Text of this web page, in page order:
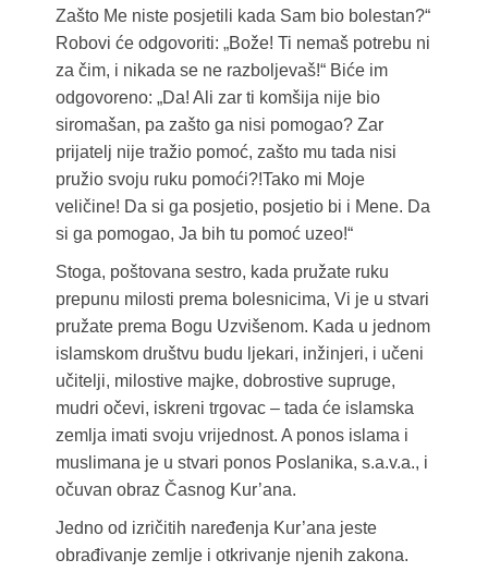
Zašto Me niste posjetili kada Sam bio bolestan?“
Robovi će odgovoriti: „Bože! Ti nemaš potrebu ni
za čim, i nikada se ne razboljevaš!“ Biće im
odgovoreno: „Da! Ali zar ti komšija nije bio
siromašan, pa zašto ga nisi pomogao? Zar
prijatelj nije tražio pomoć, zašto mu tada nisi
pružio svoju ruku pomoći?!Tako mi Moje
veličine! Da si ga posjetio, posjetio bi i Mene. Da
si ga pomogao, Ja bih tu pomoć uzeo!“
Stoga, poštovana sestro, kada pružate ruku
prepunu milosti prema bolesnicima, Vi je u stvari
pružate prema Bogu Uzvišenom. Kada u jednom
islamskom društvu budu ljekari, inžinjeri, i učeni
učitelji, milostive majke, dobrostive supruge,
mudri očevi, iskreni trgovac – tada će islamska
zemlja imati svoju vrijednost. A ponos islama i
muslimana je u stvari ponos Poslanika, s.a.v.a., i
očuvan obraz Časnog Kur’ana.
Jedno od izričitih naređenja Kur’ana jeste
obrađivanje zemlje i otkrivanje njenih zakona.